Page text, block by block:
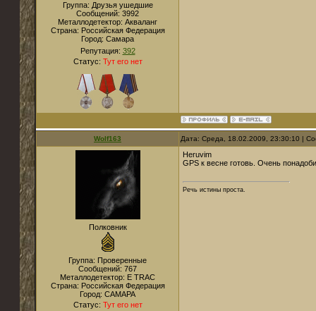
Группа: Друзья ушедшие
Сообщений: 3992
Металлодетектор: Акваланг
Страна: Российская Федерация
Город: Самара
Репутация: 392
Статус: Тут его нет
Wolf163 Дата: Среда, 18.02.2009, 23:30:10 |
Полковник
Группа: Проверенные
Сообщений: 767
Металлодетектор: E TRAC
Страна: Российская Федерация
Город: САМАРА
Статус: Тут его нет
Heruvim
GPS к весне готовь. Очень
Речь истины проста.